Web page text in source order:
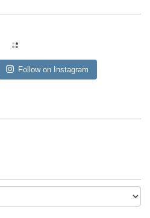
Follow on Instagram